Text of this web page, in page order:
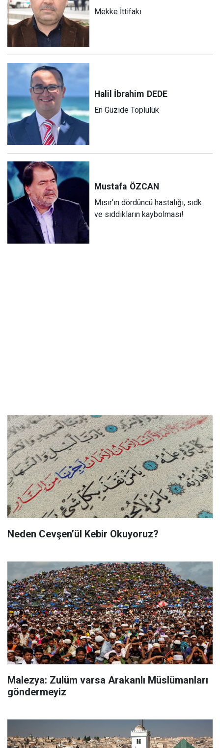
Mekke İttifakı
Halil İbrahim DEDE
En Güzide Topluluk
Mustafa ÖZCAN
Mısır'ın dördüncü hastalığı, sıdk
ve sıddıkların kaybolması!
Neden Cevşen’ül Kebir Okuyoruz?
Malezya: Zulüm varsa Arakanlı Müslümanları
göndermeyiz